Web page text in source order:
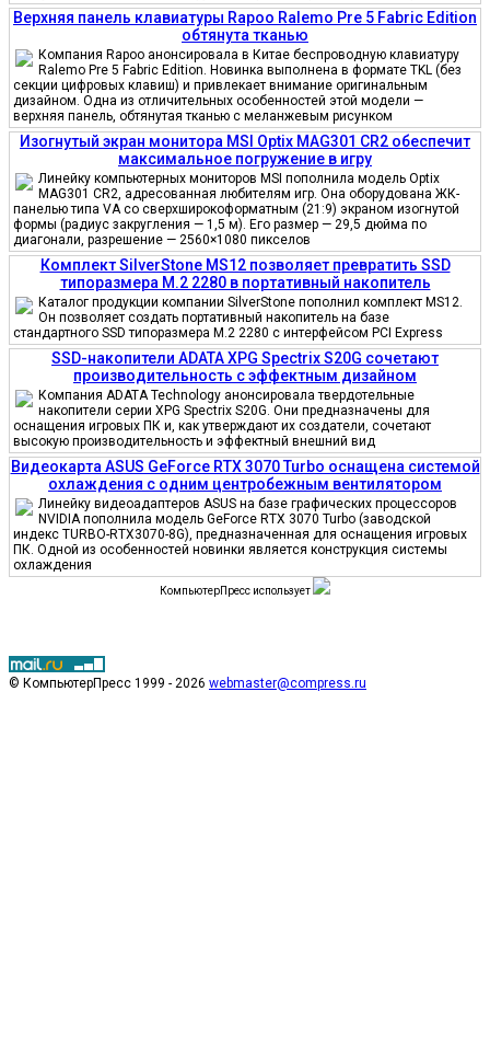
Верхняя панель клавиатуры Rapoo Ralemo Pre 5 Fabric Edition
обтянута тканью
Компания Rapoo анонсировала в Китае беспроводную клавиатуру
Ralemo Pre 5 Fabric Edition. Новинка выполнена в формате TKL (без
секции цифровых клавиш) и привлекает внимание оригинальным
дизайном. Одна из отличительных особенностей этой модели —
верхняя панель, обтянутая тканью с меланжевым рисунком
Изогнутый экран монитора MSI Optix MAG301 CR2 обеспечит
максимальное погружение в игру
Линейку компьютерных мониторов MSI пополнила модель Optix
MAG301 CR2, адресованная любителям игр. Она оборудована ЖК-
панелью типа VA со сверхширокоформатным (21:9) экраном изогнутой
формы (радиус закругления — 1,5 м). Его размер — 29,5 дюйма по
диагонали, разрешение — 2560×1080 пикселов
Комплект SilverStone MS12 позволяет превратить SSD
типоразмера M.2 2280 в портативный накопитель
Каталог продукции компании SilverStone пополнил комплект MS12.
Он позволяет создать портативный накопитель на базе
стандартного SSD типоразмера M.2 2280 с интерфейсом PCI Express
SSD-накопители ADATA XPG Spectrix S20G сочетают
производительность с эффектным дизайном
Компания ADATA Technology анонсировала твердотельные
накопители серии XPG Spectrix S20G. Они предназначены для
оснащения игровых ПК и, как утверждают их создатели, сочетают
высокую производительность и эффектный внешний вид
Видеокарта ASUS GeForce RTX 3070 Turbo оснащена системой
охлаждения с одним центробежным вентилятором
Линейку видеоадаптеров ASUS на базе графических процессоров
NVIDIA пополнила модель GeForce RTX 3070 Turbo (заводской
индекс TURBO-RTX3070-8G), предназначенная для оснащения игровых
ПК. Одной из особенностей новинки является конструкция системы
охлаждения
КомпьютерПресс использует
© КомпьютерПресс 1999 - 2026 webmaster@compress.ru